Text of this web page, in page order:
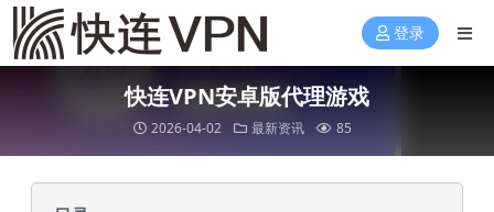
登录
快连VPN安卓版代理游戏
2026-04-02 最新资讯 85